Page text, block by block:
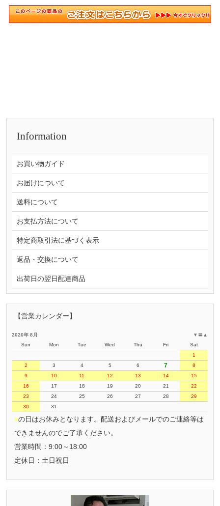
Information
お買い物ガイド
お届けについて
送料について
お支払方法について
特定商取引法に基づく表示
返品・交換について
出荷日の翌日配達商品
【営業カレンダー】
▲
〓
▼
2026年 8月
Sun
Mon Tue Wed Thu Fri
Sat
1
2
3 4 5 6 7
8
9
10 11 12 13 14
15
16
17 18 19 20 21
22
23
24 25 26 27 28
29
30
31
■の日はお休みとなります。配送およびメールでのご連絡等は
できませんのでご了承ください。
営業時間：9:00～18:00
定休日：土日祝日